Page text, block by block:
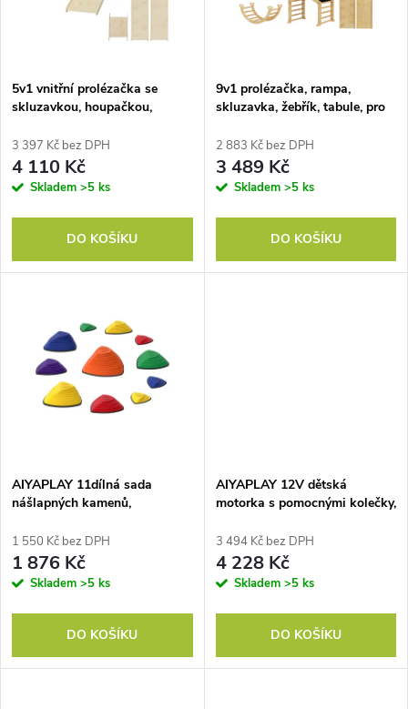
p
r
o
u
s
p
r
o
d
5v1 vnitřní prolézačka se
skluzavkou, houpačkou,
košem, skládací, 3-6 let,
přírodní dřevo
3 397 Kč bez DPH
4 110 Kč
Skladem >5 ks
DO KOŠÍKU
9v1 prolézačka, rampa,
skluzavka, žebřík, tabule, pro
2 883 Kč bez DPH
3 489 Kč
Skladem >5 ks
DO KOŠÍKU
AIYAPLAY 11dílná sada
nášlapných kamenů,
vnitřní i venkovní použití,
stohovatelné, barevné
1 550 Kč bez DPH
1 876 Kč
Skladem >5 ks
DO KOŠÍKU
AIYAPLAY 12V dětská
motorka s pomocnými kolečky,
elektrická motorka pro
chlapce a dívky, žlutá
3 494 Kč bez DPH
4 228 Kč
Skladem >5 ks
DO KOŠÍKU